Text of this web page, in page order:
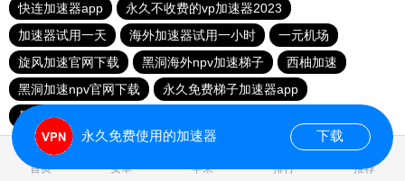
快连加速器app
永久不收费的vp加速器2023
加速器试用一天
海外加速器试用一小时
一元机场
旋风加速官网下载
黑洞海外npv加速梯子
西柚加速
黑洞加速npv官网下载
永久免费梯子加速器app
暴雪加速器
首页 安卓 苹果 排行 推荐
永久免费使用的加速器 下载
0.093041s